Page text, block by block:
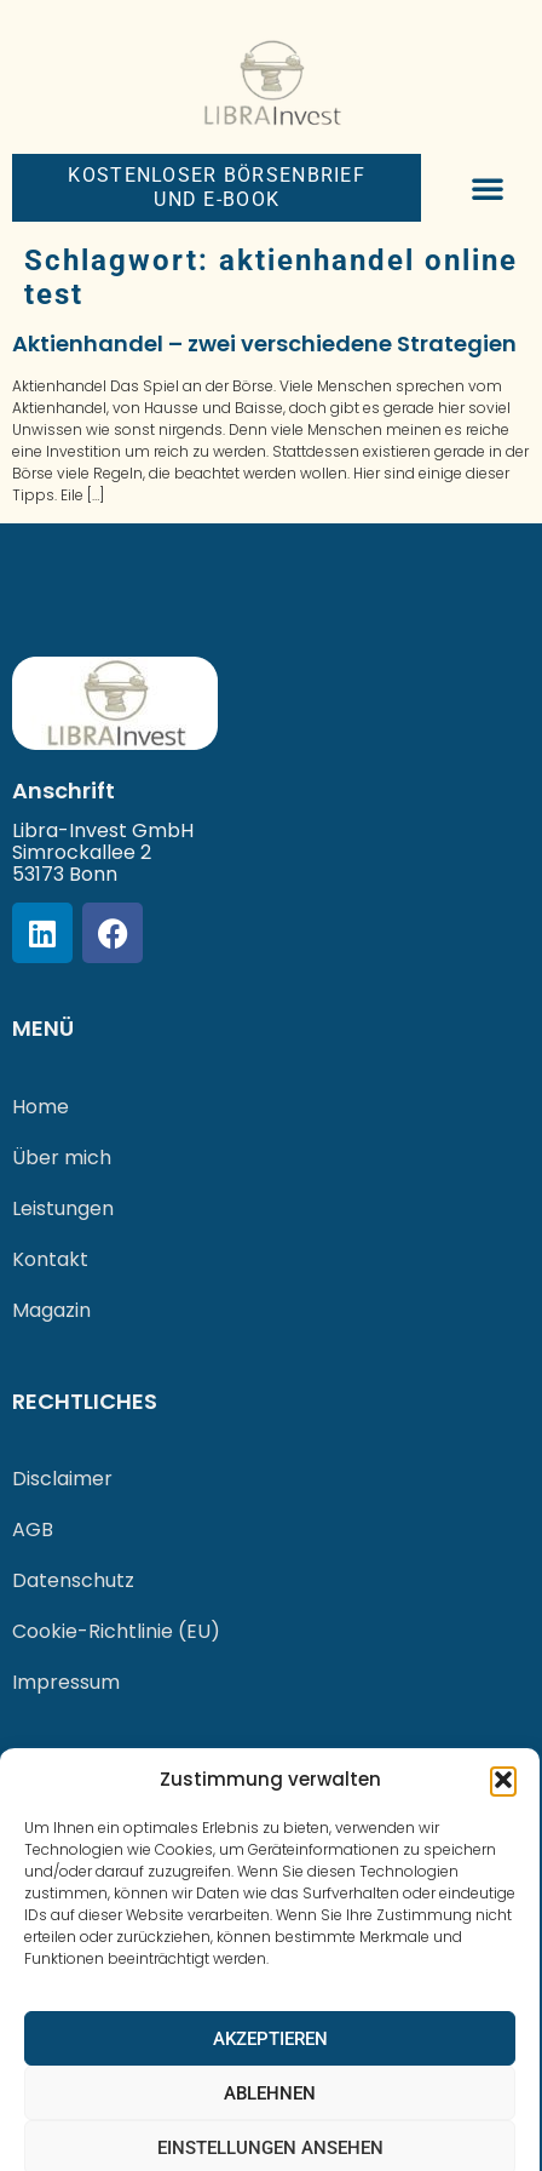
Zustimmung verwalten
Um Ihnen ein optimales Erlebnis zu bieten, verwenden wir
Technologien wie Cookies, um Geräteinformationen zu speichern
und/oder darauf zuzugreifen. Wenn Sie diesen Technologien
zustimmen, können wir Daten wie das Surfverhalten oder eindeutige
IDs auf dieser Website verarbeiten. Wenn Sie Ihre Zustimmung nicht
erteilen oder zurückziehen, können bestimmte Merkmale und
Funktionen beeinträchtigt werden.
AKZEPTIEREN
ABLEHNEN
EINSTELLUNGEN ANSEHEN
KOSTENLOSER BÖRSENBRIEF
UND E-BOOK
Schlagwort: aktienhandel online
test
Aktienhandel – zwei verschiedene Strategien
Aktienhandel Das Spiel an der Börse. Viele Menschen sprechen vom
Aktienhandel, von Hausse und Baisse, doch gibt es gerade hier soviel
Unwissen wie sonst nirgends. Denn viele Menschen meinen es reiche
eine Investition um reich zu werden. Stattdessen existieren gerade in der
Börse viele Regeln, die beachtet werden wollen. Hier sind einige dieser
Tipps. Eile […]
Anschrift
Libra-Invest GmbH
Simrockallee 2
53173 Bonn
MENÜ
Home
Über mich
Leistungen
Kontakt
Magazin
RECHTLICHES
Disclaimer
AGB
Datenschutz
Cookie-Richtlinie (EU)
Impressum
0228 / 915 614 81
klaus.buhl@libra-invest.de
LIBRAInvest © 2023 | Design by SOFTWARESTUBE